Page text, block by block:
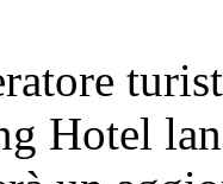
Hotel